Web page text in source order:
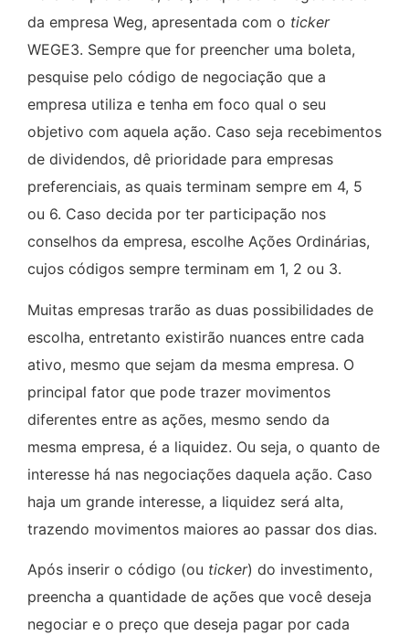
da empresa Weg, apresentada com o ticker
WEGE3. Sempre que for preencher uma boleta,
pesquise pelo código de negociação que a
empresa utiliza e tenha em foco qual o seu
objetivo com aquela ação. Caso seja recebimentos
de dividendos, dê prioridade para empresas
preferenciais, as quais terminam sempre em 4, 5
ou 6. Caso decida por ter participação nos
conselhos da empresa, escolhe Ações Ordinárias,
cujos códigos sempre terminam em 1, 2 ou 3.
Muitas empresas trarão as duas possibilidades de
escolha, entretanto existirão nuances entre cada
ativo, mesmo que sejam da mesma empresa. O
principal fator que pode trazer movimentos
diferentes entre as ações, mesmo sendo da
mesma empresa, é a liquidez. Ou seja, o quanto de
interesse há nas negociações daquela ação. Caso
haja um grande interesse, a liquidez será alta,
trazendo movimentos maiores ao passar dos dias.
Após inserir o código (ou ticker) do investimento,
preencha a quantidade de ações que você deseja
negociar e o preço que deseja pagar por cada